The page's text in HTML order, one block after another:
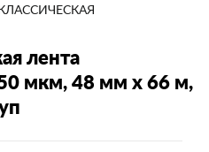
КЛАССИЧЕСКАЯ
лента
мкм, 48 мм х 66 м,